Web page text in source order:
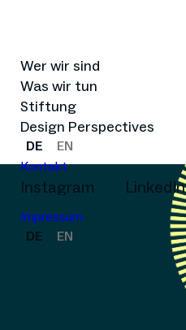
Wer wir sind
Was wir tun
Stiftung
Design Perspectives
DE
EN
Kontakt
Instagram LinkedIn
Impressum
DE
EN